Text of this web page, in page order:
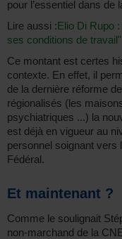
pour l’essentiel dans de
Lire aussi :Elio Di Rupo
ses conditions de travail"
Ce montant est certes
contexte. En effet, il
de la dernière réforme
régionalisés (les
psychiatriques ...) la
est déjà en vigueur au
personnel soignant
Fédéral.
Et maintenant ?
Comme le soulignait
non-marchand de la